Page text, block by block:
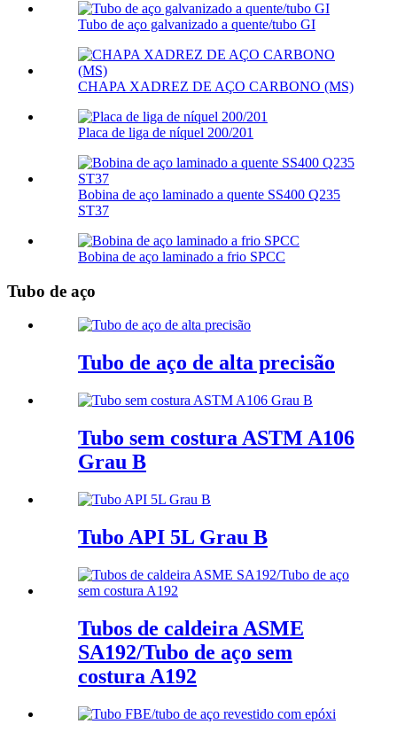
Tubo de aço galvanizado a quente/tubo GI
CHAPA XADREZ DE AÇO CARBONO (MS)
Placa de liga de níquel 200/201
Bobina de aço laminado a quente SS400 Q235
ST37
Bobina de aço laminado a frio SPCC
Tubo de aço
Tubo de aço de alta precisão
Tubo sem costura ASTM A106
Grau B
Tubo API 5L Grau B
Tubos de caldeira ASME
SA192/Tubo de aço sem
costura A192